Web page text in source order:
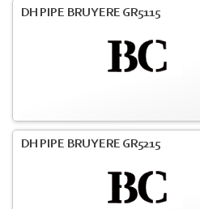
DH PIPE BRUYERE GR5115
DH PIPE BRUYERE GR5215